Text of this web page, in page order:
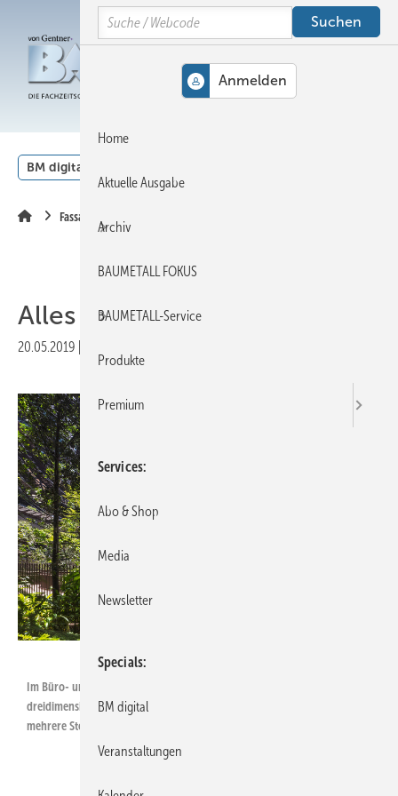
Hauptinhalt
Hauptmenü
SiteSearch
BM digital
Fassadenbegrünung
Alles im grünen Bereich
20.05.2019
Im Büro- und Wohnkomplex Marina One in Singapur erstreckt sich eine
dreidimensionale grüne Oase mit 350 verschiedenen Pflanzenarten über
mehrere Stockwerke
Search
Home
Aktuelle Ausgabe
Archiv
BAUMETALL FOKUS
BAUMETALL-Service
Produkte
Premium
Services
Abo & Shop
Media
Newsletter
Specials
BM digital
Veranstaltungen